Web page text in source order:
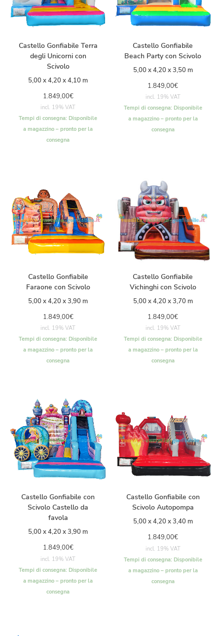
Castello Gonfiabile Terra
degli Unicorni con
Scivolo
5,00 x 4,20 x 4,10 m
1.849,00€
incl. 19% VAT
Tempi di consegna: Disponibile
a magazzino – pronto per la
consegna
Castello Gonfiabile
Beach Party con Scivolo
5,00 x 4,20 x 3,50 m
1.849,00€
incl. 19% VAT
Tempi di consegna: Disponibile
a magazzino – pronto per la
consegna
Castello Gonfiabile
Faraone con Scivolo
5,00 x 4,20 x 3,90 m
1.849,00€
incl. 19% VAT
Tempi di consegna: Disponibile
a magazzino – pronto per la
consegna
Castello Gonfiabile
Vichinghi con Scivolo
5,00 x 4,20 x 3,70 m
1.849,00€
incl. 19% VAT
Tempi di consegna: Disponibile
a magazzino – pronto per la
consegna
Castello Gonfiabile con
Scivolo Castello da
favola
5,00 x 4,20 x 3,90 m
1.849,00€
incl. 19% VAT
Tempi di consegna: Disponibile
a magazzino – pronto per la
consegna
Castello Gonfiabile con
Scivolo Autopompa
5,00 x 4,20 x 3,40 m
1.849,00€
incl. 19% VAT
Tempi di consegna: Disponibile
a magazzino – pronto per la
consegna